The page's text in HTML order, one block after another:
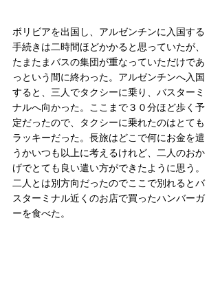
ボリビアを出国し、アルゼンチンに入国する
手続きは二時間ほどかかると思っていたが、
たまたまバスの集団が重なっていただけであ
っという間に終わった。アルゼンチンへ入国
すると、三人でタクシーに乗り、バスターミ
ナルへ向かった。ここまで３０分ほど歩く予
定だったので、タクシーに乗れたのはとても
ラッキーだった。長旅はどこで何にお金を遣
うかいつも以上に考えるけれど、二人のおか
げでとても良い遣い方ができたように思う。
二人とは別方向だったのでここで別れるとバ
スターミナル近くのお店で買ったハンバーガ
ーを食べた。